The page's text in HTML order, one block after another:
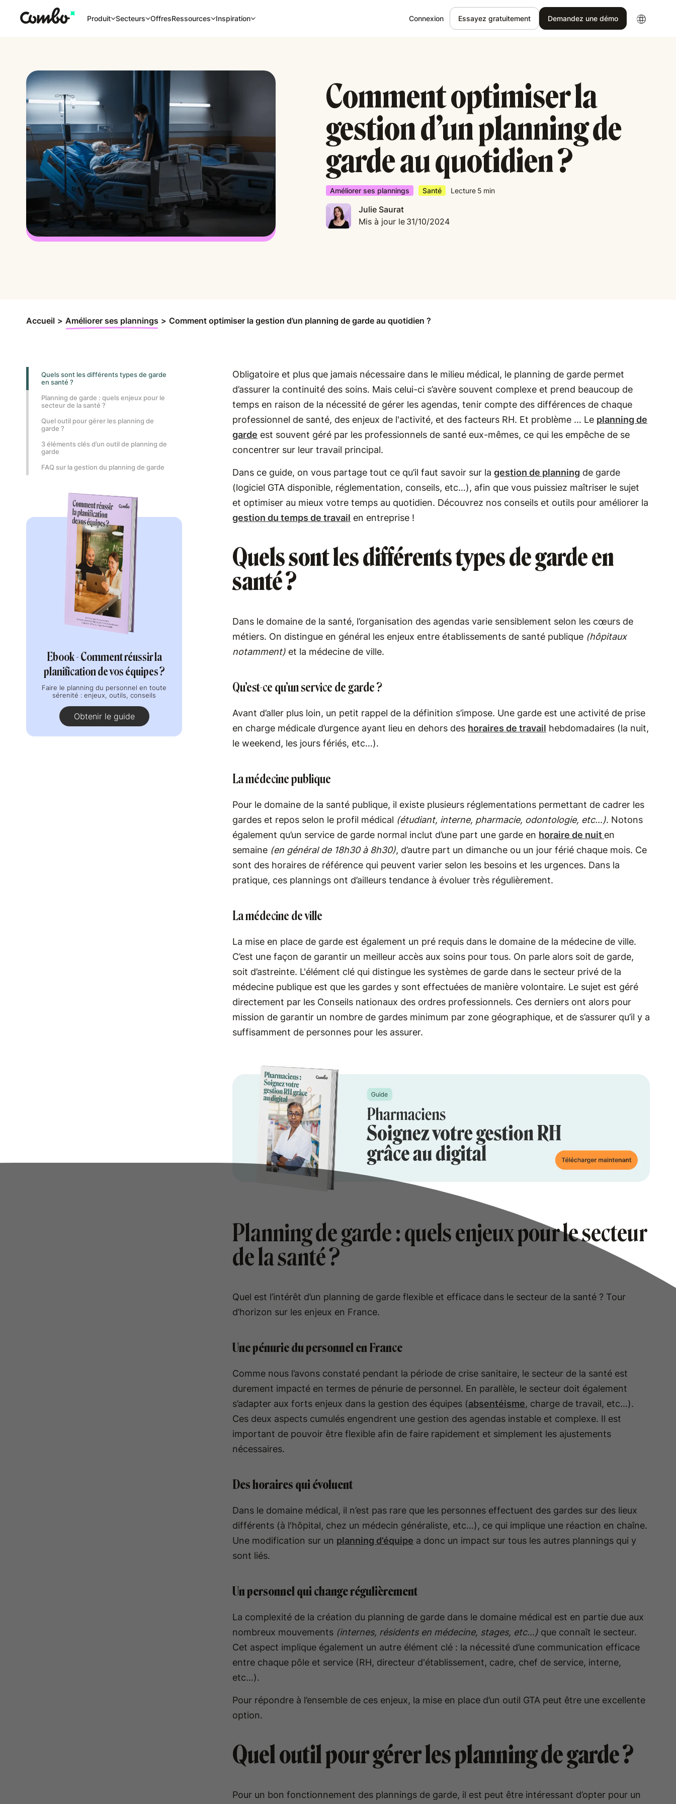
Produit Secteurs OffresRessources Inspiration Connexion Essayez gratuitement Demandez une démo
‍Comment optimiser la
gestion d’un planning de
garde au quotidien ?
Améliorer ses plannings Santé Lecture 5 min
Julie Saurat
Mis à jour le 31/10/2024
Accueil > Améliorer ses plannings > ‍Comment optimiser la gestion d’un planning de garde au quotidien ?
Quels sont les différents types de garde
en santé ?
Planning de garde : quels enjeux pour le
secteur de la santé ?
Quel outil pour gérer les planning de
garde ?
3 éléments clés d’un outil de planning de
garde
FAQ sur la gestion du planning de garde
Ebook - Comment réussir la
planification de vos équipes ?
Faire le planning du personnel en toute
sérenité : enjeux, outils, conseils
Obtenir le guide
Obligatoire et plus que jamais nécessaire dans le milieu médical, le planning de garde permet
d’assurer la continuité des soins. Mais celui-ci s’avère souvent complexe et prend beaucoup de
temps en raison de la nécessité de gérer les agendas, tenir compte des différences de chaque
professionnel de santé, des enjeux de l'activité, et des facteurs RH. Et problème … Le planning de
garde est souvent géré par les professionnels de santé eux-mêmes, ce qui les empêche de se
concentrer sur leur travail principal.
Dans ce guide, on vous partage tout ce qu’il faut savoir sur la gestion de planning de garde
(logiciel GTA disponible, réglementation, conseils, etc…), afin que vous puissiez maîtriser le sujet
et optimiser au mieux votre temps au quotidien. Découvrez nos conseils et outils pour améliorer la
gestion du temps de travail en entreprise !
Quels sont les différents types de garde en
santé ?
Dans le domaine de la santé, l’organisation des agendas varie sensiblement selon les cœurs de
métiers. On distingue en général les enjeux entre établissements de santé publique (hôpitaux
notamment) et la médecine de ville.
Qu’est-ce qu’un service de garde ?
Avant d’aller plus loin, un petit rappel de la définition s’impose. Une garde est une activité de prise
en charge médicale d’urgence ayant lieu en dehors des horaires de travail hebdomadaires (la nuit,
le weekend, les jours fériés, etc…).
La médecine publique
Pour le domaine de la santé publique, il existe plusieurs réglementations permettant de cadrer les
gardes et repos selon le profil médical (étudiant, interne, pharmacie, odontologie, etc…). Notons
également qu’un service de garde normal inclut d’une part une garde en horaire de nuit en
semaine (en général de 18h30 à 8h30), d’autre part un dimanche ou un jour férié chaque mois. Ce
sont des horaires de référence qui peuvent varier selon les besoins et les urgences. Dans la
pratique, ces plannings ont d’ailleurs tendance à évoluer très régulièrement.
La médecine de ville
La mise en place de garde est également un pré requis dans le domaine de la médecine de ville.
C’est une façon de garantir un meilleur accès aux soins pour tous. On parle alors soit de garde,
soit d’astreinte. L'élément clé qui distingue les systèmes de garde dans le secteur privé de la
médecine publique est que les gardes y sont effectuées de manière volontaire. Le sujet est géré
directement par les Conseils nationaux des ordres professionnels. Ces derniers ont alors pour
mission de garantir un nombre de gardes minimum par zone géographique, et de s’assurer qu’il y a
suffisamment de personnes pour les assurer.
Planning de garde : quels enjeux pour le secteur
de la santé ?
Quel est l’intérêt d’un planning de garde flexible et efficace dans le secteur de la santé ? Tour
d’horizon sur les enjeux en France.
Une pénurie du personnel en France
Comme nous l’avons constaté pendant la période de crise sanitaire, le secteur de la santé est
durement impacté en termes de pénurie de personnel. En parallèle, le secteur doit également
s’adapter aux forts enjeux dans la gestion des équipes (absentéisme, charge de travail, etc…).
Ces deux aspects cumulés engendrent une gestion des agendas instable et complexe. Il est
important de pouvoir être flexible afin de faire rapidement et simplement les ajustements
nécessaires.
Des horaires qui évoluent
Dans le domaine médical, il n’est pas rare que les personnes effectuent des gardes sur des lieux
différents (à l'hôpital, chez un médecin généraliste, etc…), ce qui implique une réaction en chaîne.
Une modification sur un planning d’équipe a donc un impact sur tous les autres plannings qui y
sont liés.
Un personnel qui change régulièrement
La complexité de la création du planning de garde dans le domaine médical est en partie due aux
nombreux mouvements (internes, résidents en médecine, stages, etc…) que connaît le secteur.
Cet aspect implique également un autre élément clé : la nécessité d’une communication efficace
entre chaque pôle et service (RH, directeur d'établissement, cadre, chef de service, interne,
etc…).
Pour répondre à l’ensemble de ces enjeux, la mise en place d’un outil GTA peut être une excellente
option.
Quel outil pour gérer les planning de garde ?
Pour un bon fonctionnement des plannings de garde, il est peut être intéressant d’opter pour un